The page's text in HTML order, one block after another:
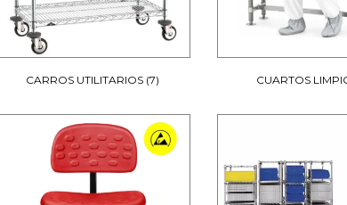
CARROS UTILITARIOS (7) CUARTOS